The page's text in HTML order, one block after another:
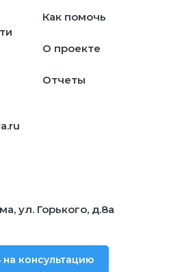
ул. Горького, д.8а
Как помочь
О проекте
Отчеты
на консультацию